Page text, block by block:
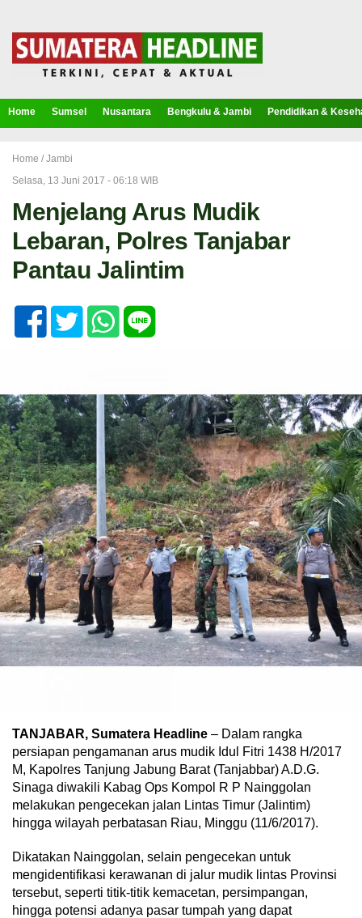
Home Sumsel Nusantara Bengkulu & Jambi Pendidikan &
Home / Jambi
Selasa, 13 Juni 2017 - 06:18 WIB
Menjelang Arus Mudik
Lebaran, Polres Tanjabar
Pantau Jalintim
TANJABAR, Sumatera Headline – Dalam rangka
persiapan pengamanan arus mudik Idul Fitri 1438 H/2017
M, Kapolres Tanjung Jabung Barat (Tanjabbar) A.D.G.
Sinaga diwakili Kabag Ops Kompol R P Nainggolan
melakukan pengecekan jalan Lintas Timur (Jalintim)
hingga wilayah perbatasan Riau, Minggu (11/6/2017).
Dikatakan Nainggolan, selain pengecekan untuk
mengidentifikasi kerawanan di jalur mudik lintas Provinsi
tersebut, seperti titik-titik kemacetan, persimpangan,
hingga potensi adanya pasar tumpah yang dapat